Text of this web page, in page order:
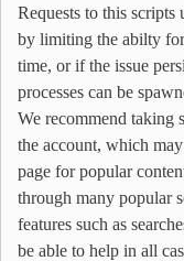
Requests to this scripts
by limiting the abilty
time, or if the issue
processes can be
We recommend taking
the account, which
page for popular
through many popular
features such as
be able to help in all